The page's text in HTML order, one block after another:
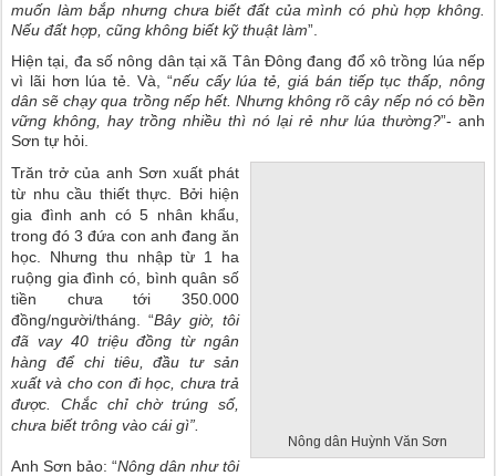
muốn làm bắp nhưng chưa biết đất của mình có phù hợp không.
Nếu đất hợp, cũng không biết kỹ thuật làm”.
Hiện tại, đa số nông dân tại xã Tân Đông đang đổ xô trồng lúa nếp
vì lãi hơn lúa tẻ. Và, “nếu cấy lúa tẻ, giá bán tiếp tục thấp, nông
dân sẽ chạy qua trồng nếp hết. Nhưng không rõ cây nếp nó có bền
vững không, hay trồng nhiều thì nó lại rẻ như lúa thường?”- anh
Sơn tự hỏi.
Nông dân Huỳnh Văn Sơn
Trăn trở của anh Sơn xuất phát
từ nhu cầu thiết thực. Bởi hiện
gia đình anh có 5 nhân khẩu,
trong đó 3 đứa con anh đang ăn
học. Nhưng thu nhập từ 1 ha
ruộng gia đình có, bình quân số
tiền chưa tới 350.000
đồng/người/tháng. “Bây giờ, tôi
đã vay 40 triệu đồng từ ngân
hàng để chi tiêu, đầu tư sản
xuất và cho con đi học, chưa trả
được. Chắc chỉ chờ trúng số,
chưa biết trông vào cái gì”.
Anh Sơn bảo: “Nông dân như tôi